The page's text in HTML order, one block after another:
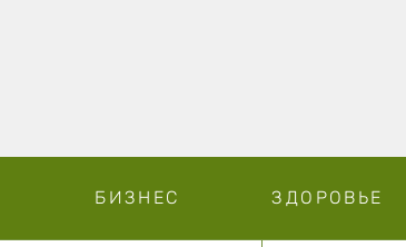
БИЗНЕС ЗДОРОВЬЕ